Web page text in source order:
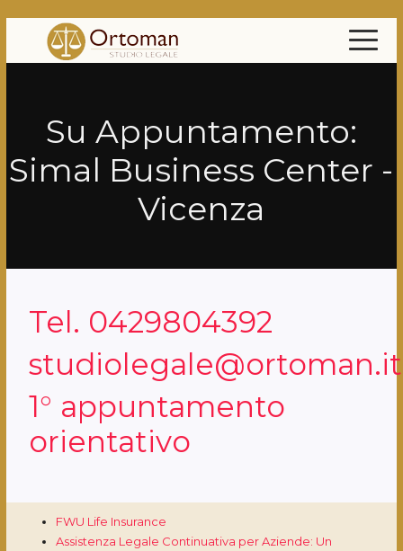
Su Appuntamento:
Simal Business Center -
Vicenza
Tel. 0429804392
studiolegale@ortoman.it
1° appuntamento
orientativo
FWU Life Insurance
Assistenza Legale Continuativa per Aziende: Un